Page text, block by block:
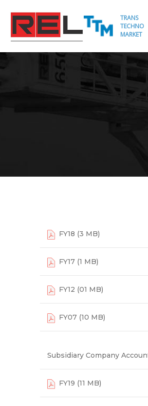
TRANS
TECHNO
MARKET
FY18 (3 MB)
FY17 (1 MB)
FY12 (01 MB)
FY07 (10 MB)
Subsidiary Company
FY19 (11 MB)